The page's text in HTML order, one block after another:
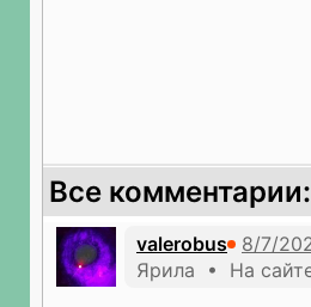
Все комментарии:
valerobus
Ярила • На сайте